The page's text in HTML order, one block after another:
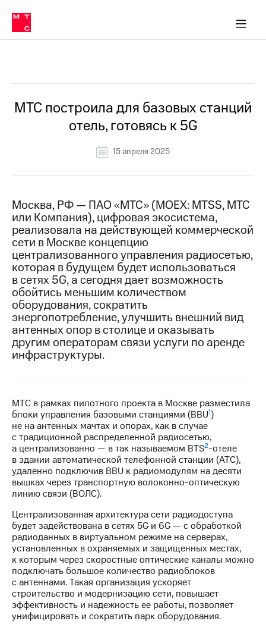
Медиа-центр
и акционерам
Устойчивое развитие
Комплаенс и деловая этика
компании
Карьера
История
компании
Руководство
Контакты
Медиа-центр
Пресс-
релизы
МТС
о технологиях
Достижения
Интервью
Финансовая
Контакты
Пригласить
спикера
и акционерам
Корпоративное
управление
Корпоративный
секретарь
Раскрытие
информации
Информация
акционерам
Документы
ПАО
"МТС"
Собрания
акционеров
в МТС
Пресс-
релизы
о технологиях
МТС построила для базовых станций
отель, готовясь к 5G
15 апреля 2025
Москва, РФ — ПАО «МТС» (MOEX: MTSS, МТС
или Компания), цифровая экосистема,
реализовала на действующей коммерческой
сети в Москве концепцию
централизованного управления радиосетью,
которая в будущем будет использоваться
в сетях 5G, а сегодня дает возможность
обойтись меньшим количеством
оборудования, сократить
энергопотребление, улучшить внешний вид
антенных опор в столице и оказывать
другим операторам связи услуги по аренде
инфраструктуры.
МТС в рамках пилотного проекта в Москве разместила
блоки управления базовыми станциями (BBU1)
не на антенных мачтах и опорах, как в случае
с традиционной распределенной радиосетью,
а централизованно — в так называемом BTS2-отеле
в здании автоматической телефонной станции (АТС),
удаленно подключив BBU к радиомодулям на десяти
вышках через транспортную волоконно-оптическую
линию связи (ВОЛС).
Централизованная архитектура сети радиодоступа
будет задействована в сетях 5G и 6G — с обработкой
радиоданных в виртуальном режиме на серверах,
установленных в охраняемых и защищенных местах,
к которым через скоростные оптические каналы можно
подключать большое количество радиоблоков
с антеннами. Такая организация ускоряет
строительство и модернизацию сети, повышает
эффективность и надежность ее работы, позволяет
унифицировать и сократить парк оборудования.